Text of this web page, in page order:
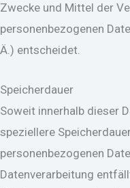
Zwecke und Mittel der
personenbezogenen
Ä.) entscheidet.
Speicherdauer
Soweit innerhalb dieser
speziellere
personenbezogenen
Datenverarbeitung